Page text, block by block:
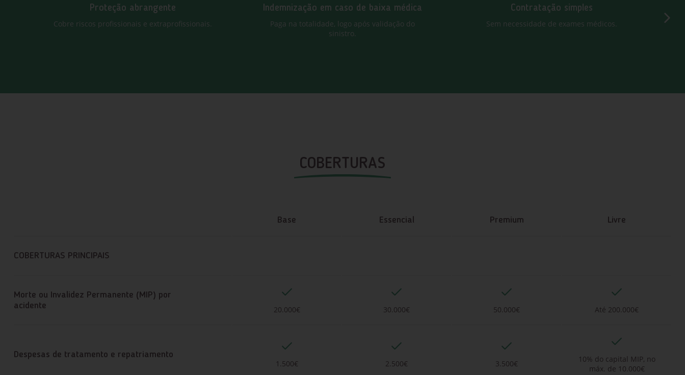
Proteção abrangente
Cobre riscos profissionais e extraprofissionais.
Indemnização em caso de baixa médica
Paga na totalidade, logo após validação do
sinistro.
Contratação simples
Sem necessidade de exames médicos.
COBERTURAS
Base Essencial Premium Livre
COBERTURAS PRINCIPAIS
Morte ou Invalidez Permanente (MIP) por
acidente
20.000€ 30.000€ 50.000€ Até 200.000€
Despesas de tratamento e repatriamento
1.500€ 2.500€ 3.500€
10% do capital MIP, no
máx. de 10.000€